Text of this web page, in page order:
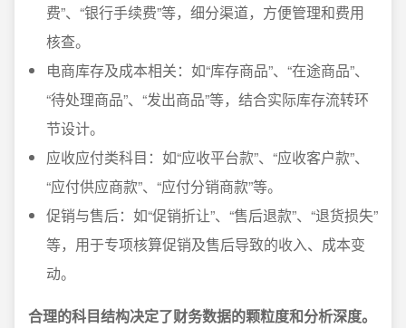
费”、“银行手续费”等，细分渠道，方便管理和费用
核查。
电商库存及成本相关：如“库存商品”、“在途商品”、
“待处理商品”、“发出商品”等，结合实际库存流转环
节设计。
应收应付类科目：如“应收平台款”、“应收客户款”、
“应付供应商款”、“应付分销商款”等。
促销与售后：如“促销折让”、“售后退款”、“退货损失”
等，用于专项核算促销及售后导致的收入、成本变
动。
合理的科目结构决定了财务数据的颗粒度和分析深度。